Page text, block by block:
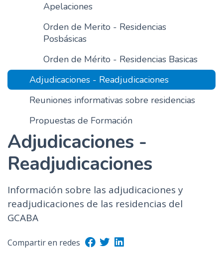
n
c
i
p
Apelaciones
Orden de Merito - Residencias
Posbásicas
Orden de Mérito - Residencias Basicas
Adjudicaciones - Readjudicaciones
Reuniones informativas sobre residencias
Propuestas de Formación
Adjudicaciones -
Readjudicaciones
Información sobre las adjudicaciones y
readjudicaciones de las residencias del
GCABA
Compartir en redes